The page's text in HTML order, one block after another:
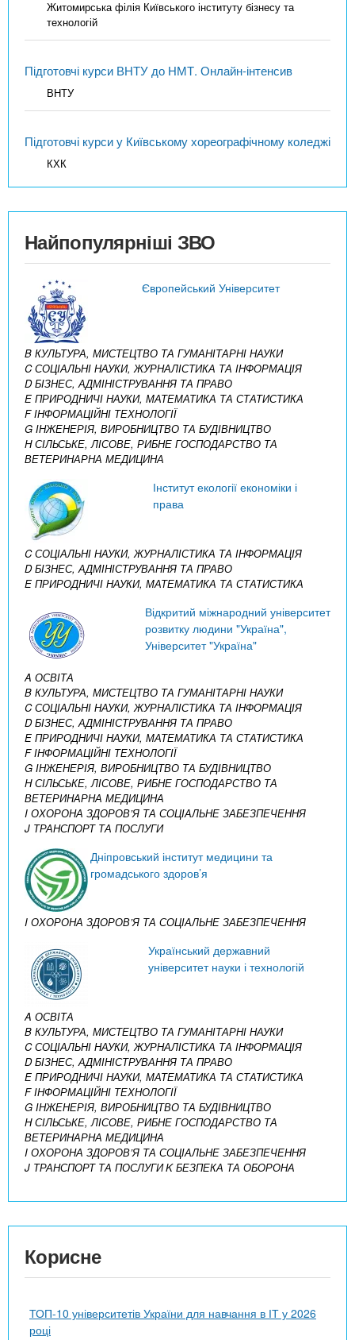
Житомирська філія Київського інституту бізнесу та
технологій
Підготовчі курси ВНТУ до НМТ. Онлайн-інтенсив
ВНТУ
Підготовчі курси у Київському хореографічному коледжі
КХК
Найпопулярніші ЗВО
Європейський Університет
B КУЛЬТУРА, МИСТЕЦТВО ТА ГУМАНІТАРНІ НАУКИ
C СОЦІАЛЬНІ НАУКИ, ЖУРНАЛІСТИКА ТА ІНФОРМАЦІЯ
D БІЗНЕС, АДМІНІСТРУВАННЯ ТА ПРАВО
E ПРИРОДНИЧІ НАУКИ, МАТЕМАТИКА ТА СТАТИСТИКА
F ІНФОРМАЦІЙНІ ТЕХНОЛОГІЇ
G ІНЖЕНЕРІЯ, ВИРОБНИЦТВО ТА БУДІВНИЦТВО
H СІЛЬСЬКЕ, ЛІСОВЕ, РИБНЕ ГОСПОДАРСТВО ТА
ВЕТЕРИНАРНА МЕДИЦИНА
Інститут екології економіки і
права
C СОЦІАЛЬНІ НАУКИ, ЖУРНАЛІСТИКА ТА ІНФОРМАЦІЯ
D БІЗНЕС, АДМІНІСТРУВАННЯ ТА ПРАВО
E ПРИРОДНИЧІ НАУКИ, МАТЕМАТИКА ТА СТАТИСТИКА
Відкритий міжнародний університет
розвитку людини "Україна",
Університет "Україна"
A ОСВІТА
B КУЛЬТУРА, МИСТЕЦТВО ТА ГУМАНІТАРНІ НАУКИ
C СОЦІАЛЬНІ НАУКИ, ЖУРНАЛІСТИКА ТА ІНФОРМАЦІЯ
D БІЗНЕС, АДМІНІСТРУВАННЯ ТА ПРАВО
E ПРИРОДНИЧІ НАУКИ, МАТЕМАТИКА ТА СТАТИСТИКА
F ІНФОРМАЦІЙНІ ТЕХНОЛОГІЇ
G ІНЖЕНЕРІЯ, ВИРОБНИЦТВО ТА БУДІВНИЦТВО
H СІЛЬСЬКЕ, ЛІСОВЕ, РИБНЕ ГОСПОДАРСТВО ТА
ВЕТЕРИНАРНА МЕДИЦИНА
I ОХОРОНА ЗДОРОВ’Я ТА СОЦІАЛЬНЕ ЗАБЕЗПЕЧЕННЯ
J ТРАНСПОРТ ТА ПОСЛУГИ
Дніпровський інститут медицини та
громадського здоров’я
I ОХОРОНА ЗДОРОВ’Я ТА СОЦІАЛЬНЕ ЗАБЕЗПЕЧЕННЯ
Український державний
університет науки і технологій
A ОСВІТА
B КУЛЬТУРА, МИСТЕЦТВО ТА ГУМАНІТАРНІ НАУКИ
C СОЦІАЛЬНІ НАУКИ, ЖУРНАЛІСТИКА ТА ІНФОРМАЦІЯ
D БІЗНЕС, АДМІНІСТРУВАННЯ ТА ПРАВО
E ПРИРОДНИЧІ НАУКИ, МАТЕМАТИКА ТА СТАТИСТИКА
F ІНФОРМАЦІЙНІ ТЕХНОЛОГІЇ
G ІНЖЕНЕРІЯ, ВИРОБНИЦТВО ТА БУДІВНИЦТВО
H СІЛЬСЬКЕ, ЛІСОВЕ, РИБНЕ ГОСПОДАРСТВО ТА
ВЕТЕРИНАРНА МЕДИЦИНА
I ОХОРОНА ЗДОРОВ’Я ТА СОЦІАЛЬНЕ ЗАБЕЗПЕЧЕННЯ
J ТРАНСПОРТ ТА ПОСЛУГИK БЕЗПЕКА ТА ОБОРОНА
Корисне
ТОП-10 університетів України для навчання в ІТ у 2026
році